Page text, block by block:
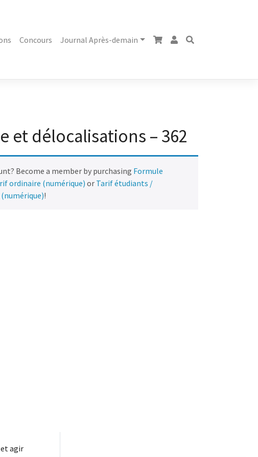
Concours Journal Après-demain
et délocalisations – 362
Become a member by purchasing Formule
ordinaire (numérique) or Tarif étudiants /
!
agir